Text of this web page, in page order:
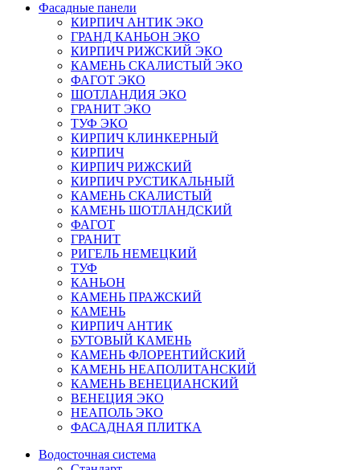
Фасадные панели
КИРПИЧ АНТИК ЭКО
ГРАНД КАНЬОН ЭКО
КИРПИЧ РИЖСКИЙ ЭКО
КАМЕНЬ СКАЛИСТЫЙ ЭКО
ФАГОТ ЭКО
ШОТЛАНДИЯ ЭКО
ГРАНИТ ЭКО
ТУФ ЭКО
КИРПИЧ КЛИНКЕРНЫЙ
КИРПИЧ
КИРПИЧ РИЖСКИЙ
КИРПИЧ РУСТИКАЛЬНЫЙ
КАМЕНЬ СКАЛИСТЫЙ
КАМЕНЬ ШОТЛАНДСКИЙ
ФАГОТ
ГРАНИТ
РИГЕЛЬ НЕМЕЦКИЙ
ТУФ
КАНЬОН
КАМЕНЬ ПРАЖСКИЙ
КАМЕНЬ
КИРПИЧ АНТИК
БУТОВЫЙ КАМЕНЬ
КАМЕНЬ ФЛОРЕНТИЙСКИЙ
КАМЕНЬ НЕАПОЛИТАНСКИЙ
КАМЕНЬ ВЕНЕЦИАНСКИЙ
ВЕНЕЦИЯ ЭКО
НЕАПОЛЬ ЭКО
ФАСАДНАЯ ПЛИТКА
Водосточная система